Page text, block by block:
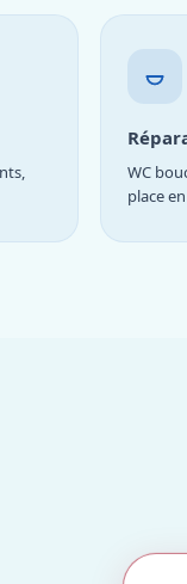
WC
place